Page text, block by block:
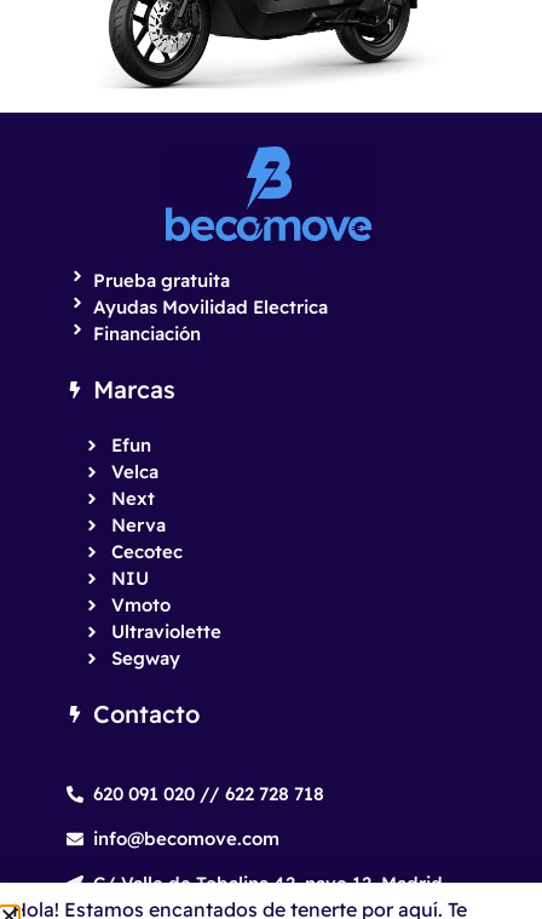
Prueba gratuita
Ayudas Movilidad Electrica
Financiación
Marcas
Efun
Velca
Next
Nerva
Cecotec
NIU
Vmoto
Ultraviolette
Segway
Contacto
620 091 020 // 622 728 718
info@becomove.com
C/ Valle de Tobalina 42, nave 12. Madrid.
Hola! Estamos encantados de tenerte por aquí. Te